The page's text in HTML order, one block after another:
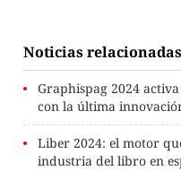
Noticias relacionadas
Graphispag 2024
con la última
Liber 2024: el motor
industria del libro en